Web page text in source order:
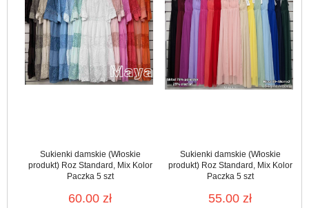
Sukienki damskie (Włoskie
produkt) Roz Standard, Mix Kolor
Paczka 5 szt
60.00 zł
Sukienki damskie (Włoskie
produkt) Roz Standard, Mix Kolor
Paczka 5 szt
55.00 zł